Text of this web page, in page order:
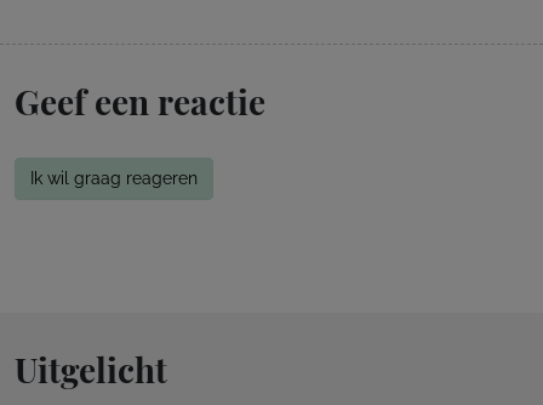
Geef een reactie
Ik wil graag reageren
Uitgelicht